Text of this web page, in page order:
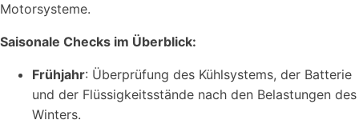
Motorsysteme.
Saisonale Checks im Überblick:
Frühjahr: Überprüfung des Kühlsystems, der Batterie
und der Flüssigkeitsstände nach den Belastungen des
Winters.